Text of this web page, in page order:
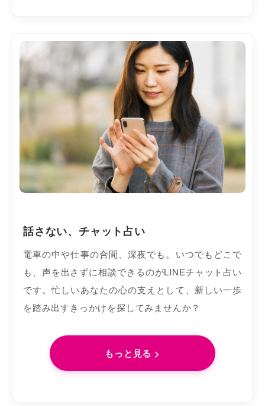
話さない、チャット占い
電車の中や仕事の合間、深夜でも。いつでもどこで
も、声を出さずに相談できるのがLINEチャット占い
です。忙しいあなたの心の支えとして、新しい一歩
を踏み出すきっかけを探してみませんか？
もっと見る >